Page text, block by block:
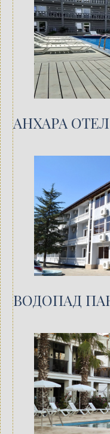
АНХАРА
ВОДОПАД